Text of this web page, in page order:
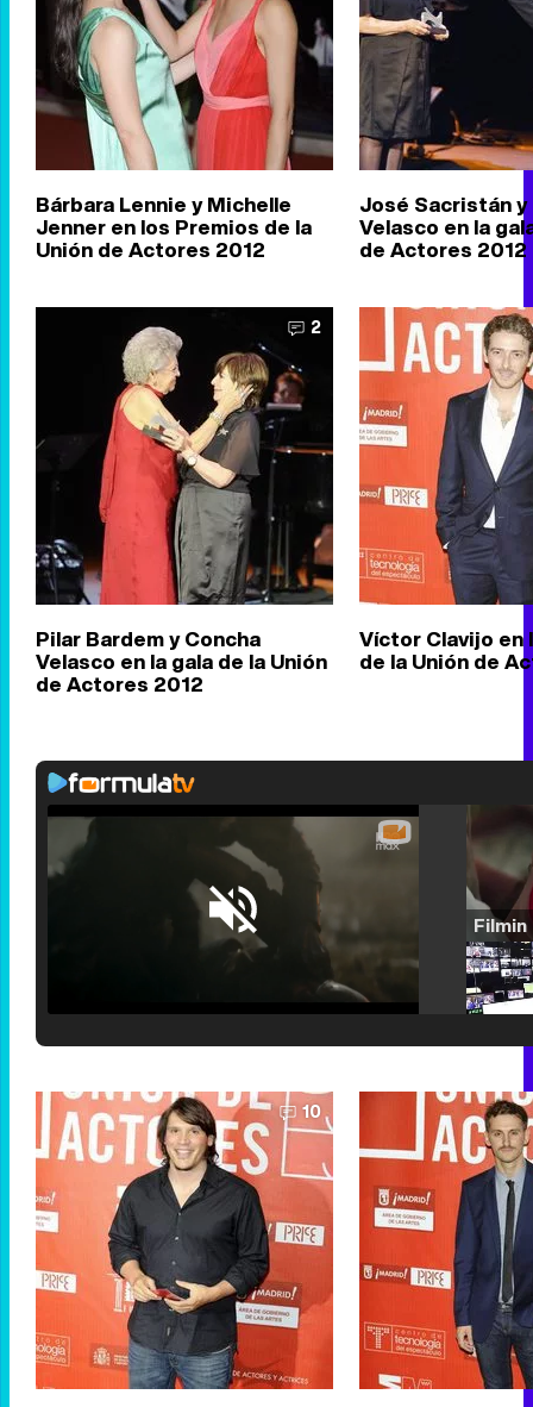
Bárbara Lennie y Michelle
Jenner en los Premios de la
Unión de Actores 2012
José Sacristán y
Velasco en la
de Actores 2012
2
Pilar Bardem y Concha
Velasco en la gala de la Unión
de Actores 2012
Víctor Clavijo en
de la Unión de
10